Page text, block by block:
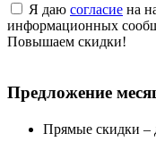
Я даю согласие на
информационных
Повышаем скидки!
Предложение
Прямые скидки –